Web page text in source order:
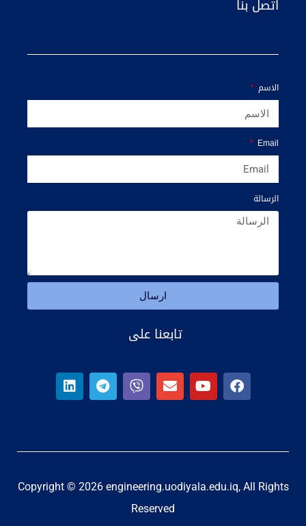
اتصل بنا
الاسم
Email
الرسالة
ارسال
تابعنا على
Copyright © 2026 engineering.uodiyala.edu.iq, All Rights
Reserved